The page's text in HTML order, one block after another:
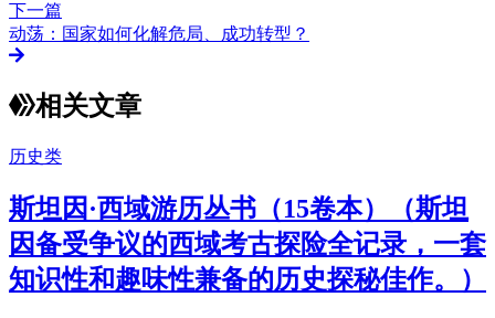
下一篇
动荡：国家如何化解危局、成功转型？
相关文章
历史类
斯坦因·西域游历丛书（15卷本）（斯坦
因备受争议的西域考古探险全记录，一套
知识性和趣味性兼备的历史探秘佳作。）